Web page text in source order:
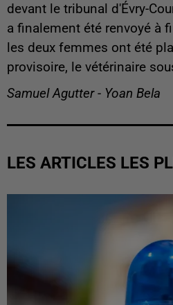
devant le tribunal d'Évry-
a finalement été renvoyé à
les deux femmes ont été
provisoire, le vétérinaire
Samuel Agutter - Yoan Bela
LES ARTICLES LES